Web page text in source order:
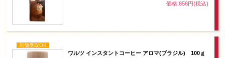
価格:858円(税込)
店舗受取OK
ワルツ インスタントコーヒー アロマ(ブラジル) 100ｇ